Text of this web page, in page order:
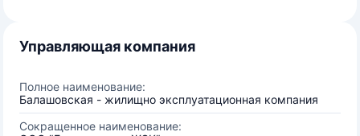
Управляющая компания
Полное наименование:
Балашовская - жилищно эксплуатационная компания
Сокращенное наименование: